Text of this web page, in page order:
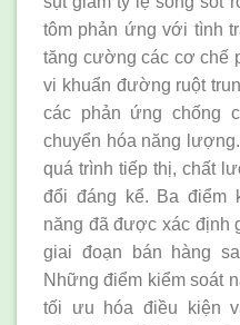
tôm phản ứng với tình
tăng cường các cơ chế
vi khuẩn đường ruột
các phản ứng chống
chuyển hóa năng
quá trình tiếp thị, chất
đổi đáng kể. Ba điểm
năng đã được xác định
giai đoạn bán hàng
Những điểm kiểm soát
tối ưu hóa điều kiện